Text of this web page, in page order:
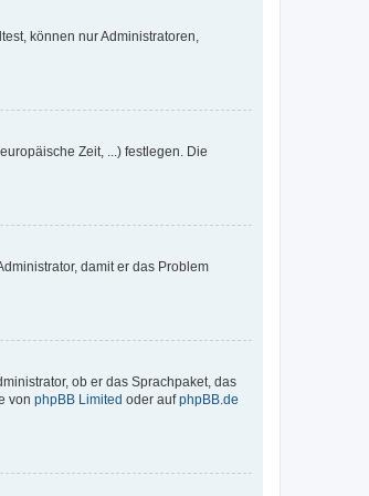
können nur Administratoren,
Zeit, ...) festlegen. Die
damit er das Problem
ob er das Sprachpaket, das
von phpBB Limited oder aufphpBB.de